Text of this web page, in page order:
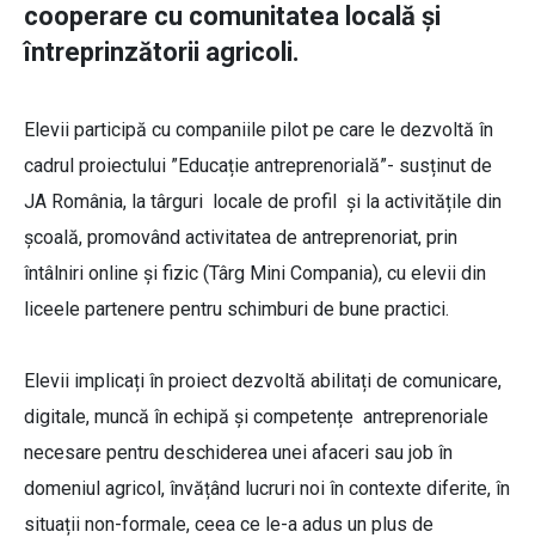
cooperare cu comunitatea locală și
întreprinzătorii agricoli.
Elevii participă cu companiile pilot pe care le dezvoltă în
cadrul proiectului ”Educație antreprenorială”- susținut de
JA România, la târguri locale de profil și la activitățile din
școală, promovând activitatea de antreprenoriat, prin
întâlniri online și fizic (Târg Mini Compania), cu elevii din
liceele partenere pentru schimburi de bune practici.
Elevii implicați în proiect dezvoltă abilitați de comunicare,
digitale, muncă în echipă și competențe antreprenoriale
necesare pentru deschiderea unei afaceri sau job în
domeniul agricol, învățând lucruri noi în contexte diferite, în
situații non-formale, ceea ce le-a adus un plus de